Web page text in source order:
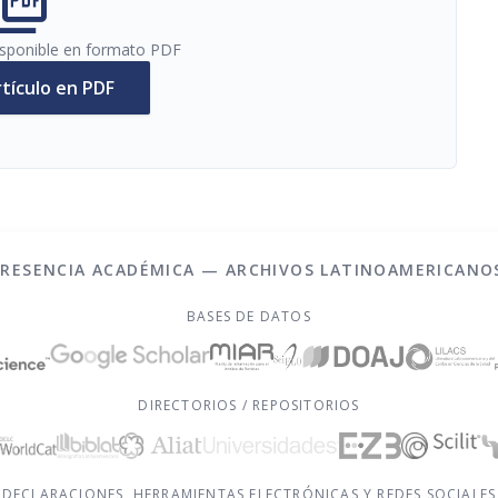
en formato PDF
en PDF
ACADÉMICA — ARCHIVOS
BASES DE DATOS
DIRECTORIOS / REPOSITORIOS
DECLARACIONES, HERRAMIENTAS ELECTRÓNICAS Y REDES SOCIALES